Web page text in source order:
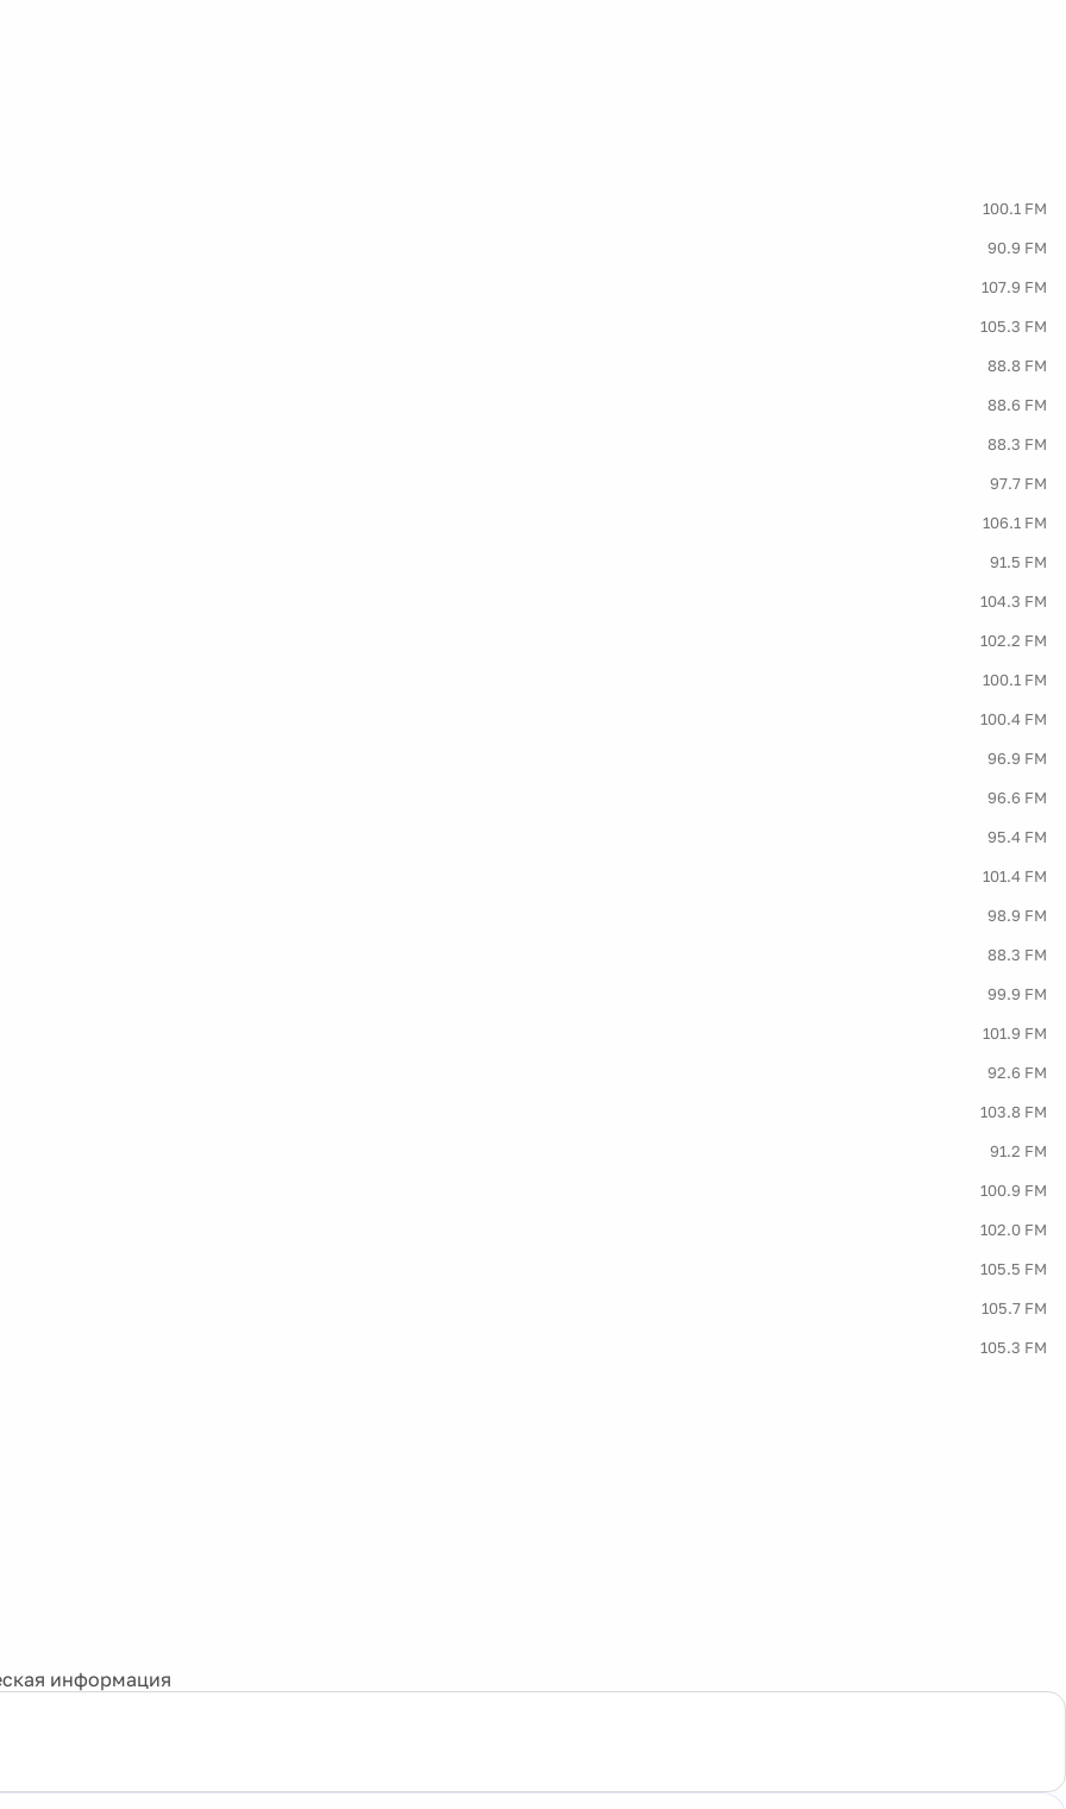
100.1 FM
90.9 FM
107.9 FM
105.3 FM
88.8 FM
88.6 FM
88.3 FM
97.7 FM
106.1 FM
91.5 FM
104.3 FM
102.2 FM
100.1 FM
100.4 FM
96.9 FM
96.6 FM
95.4 FM
101.4 FM
98.9 FM
88.3 FM
99.9 FM
101.9 FM
92.6 FM
103.8 FM
91.2 FM
100.9 FM
102.0 FM
105.5 FM
105.7 FM
105.3 FM
информация